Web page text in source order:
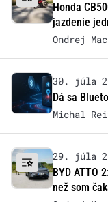
Honda
jazdenie
Ondrej
30. júla
Dá sa
Michal
29. júla
BYD ATTO
než som